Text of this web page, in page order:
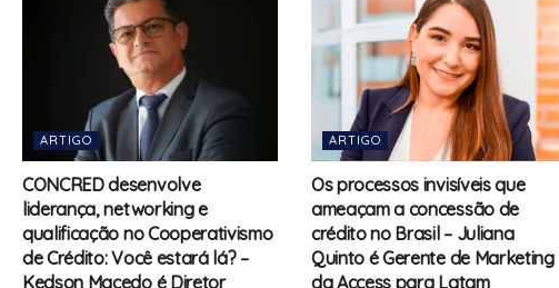
ARTIGO
CONCRED desenvolve
liderança, networking e
qualificação no Cooperativismo
de Crédito: Você estará lá? –
Kedson Macedo é Diretor
ARTIGO
Os processos invisíveis que
ameaçam a concessão de
crédito no Brasil – Juliana
Quinto é Gerente de Marketing
da Access para Latam